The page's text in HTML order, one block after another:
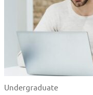
Undergraduate